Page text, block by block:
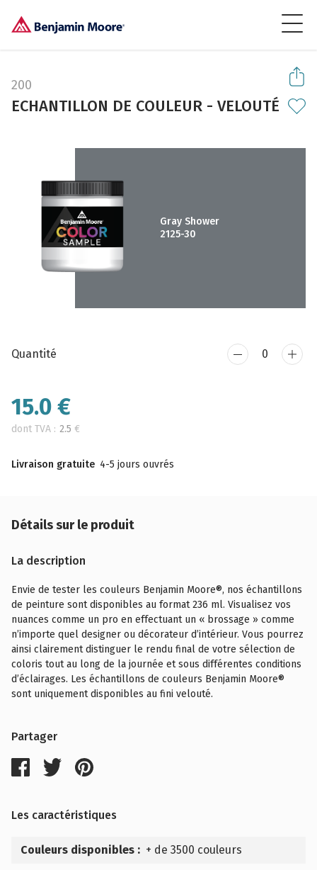
200
ECHANTILLON DE COULEUR - VELOUTÉ
Gray Shower
2125-30
Quantité
15.0 €
dont TVA : 2.5 €
Livraison gratuite 4-5 jours ouvrés
Détails sur le produit
La description
Envie de tester les couleurs Benjamin Moore®, nos échantillons
de peinture sont disponibles au format 236 ml. Visualisez vos
nuances comme un pro en effectuant un « brossage » comme
n’importe quel designer ou décorateur d’intérieur. Vous pourrez
ainsi clairement distinguer le rendu final de votre sélection de
coloris tout au long de la journée et sous différentes conditions
d’éclairages. Les échantillons de couleurs Benjamin Moore®
sont uniquement disponibles au fini velouté.
Partager
Les caractéristiques
Couleurs disponibles : + de 3500 couleurs